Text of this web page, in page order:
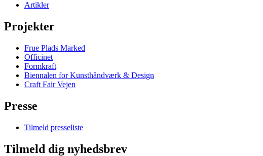
Artikler
Projekter
Frue Plads Marked
Officinet
Formkraft
Biennalen for Kunsthåndværk & Design
Craft Fair Vejen
Presse
Tilmeld presseliste
Tilmeld dig nyhedsbrev